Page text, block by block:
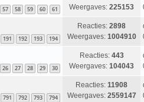
57 58 59 60 61
Weergaves: 225153
191 192 193 194
Reacties: 2898
Weergaves: 1004910
26 27 28 29 30
Reacties: 443
Weergaves: 104043
791 792 793 794
Reacties: 11908
Weergaves: 2559147